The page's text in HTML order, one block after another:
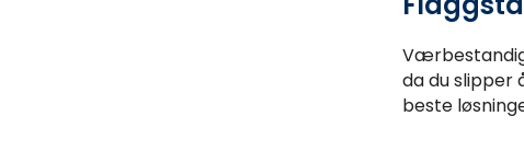
da du slipper
beste